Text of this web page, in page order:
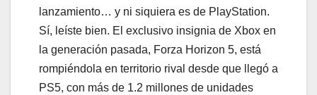
lanzamiento… y ni siquiera es de PlayStation.
Sí, leíste bien. El exclusivo insignia de Xbox en
la generación pasada, Forza Horizon 5, está
rompiéndola en territorio rival desde que llegó a
PS5, con más de 1.2 millones de unidades